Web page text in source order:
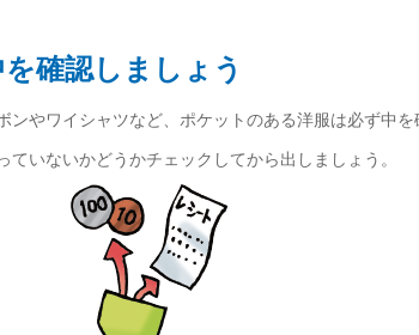
確認しましょう
ンやワイシャツなど、ポケットのある洋服は必ず中を
ていないかどうかチェックしてから出しましょう。